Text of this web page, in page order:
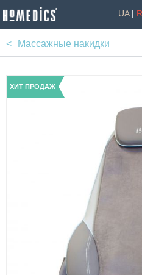
UA|
Массажные накидки
ХИТ ПРОДАЖ